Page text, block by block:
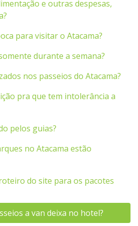
e outras despesas,
para visitar o Atacama?
durante a semana?
nos passeios do Atacama?
pra que tem intolerância a
pelos guias?
no Atacama estão
do site para os pacotes
a van deixa no hotel?